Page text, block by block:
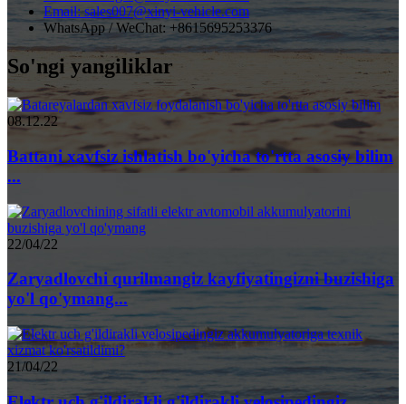
Email: sales007@xinyi-vehicle.com
WhatsApp / WeChat: +8615695253376
So'ngi yangiliklar
08.12.22
Battani xavfsiz ishlatish bo'yicha to'rtta asosiy bilim
...
22/04/22
Zaryadlovchi qurilmangiz kayfiyatingizni buzishiga
yo'l qo'ymang...
21/04/22